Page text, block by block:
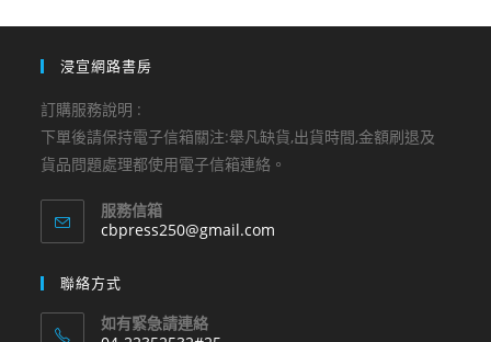
浸宣網路書房
訂購服務說明 :
下單後請保持電子信箱關注:舉凡缺貨,出貨時間,金額刷退及
貨品問題處理都使用電子信箱連絡。
服務信箱
cbpress250@gmail.com
聯絡方式
如有緊急請連絡